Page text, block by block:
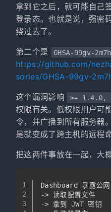
拿到它之后，就可能自己
登录态。也就是说，强密
绕过去了。
第二个是 GHSA-99gv-
https://github.com/
sories/GHSA-99gv-
这个漏洞影响 >= 1.4.0,
权限有关。低权限用户可
令，并广播到所有服务器
是就变成了跨主机的远程
把这两件事放在一起，大
1
2
3
Dashboard 暴露公网
-> 读取配置文件
-> 拿到 JWT 密钥